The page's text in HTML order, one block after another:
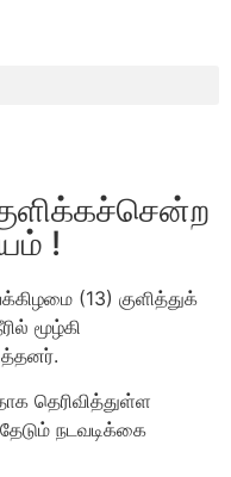
!
(13) குளித்துக்
மூழ்கி
தெரிவித்துள்ள
நடவடிக்கை